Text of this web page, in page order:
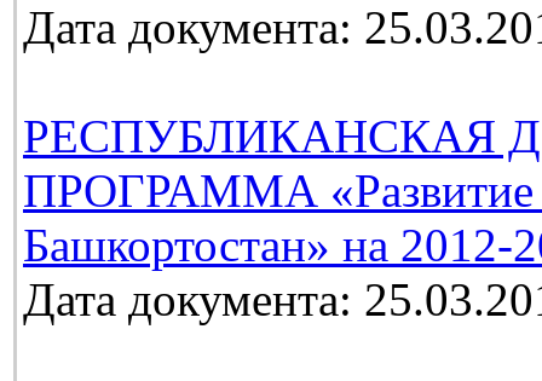
Дата документа:
РЕСПУБЛИКАНСКАЯ
ПРОГРАММА «Развитие
Башкортостан» на 2012-
Дата документа: